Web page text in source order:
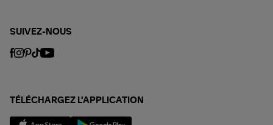
SUIVEZ-NOUS
TÉLÉCHARGEZ L'APPLICATION